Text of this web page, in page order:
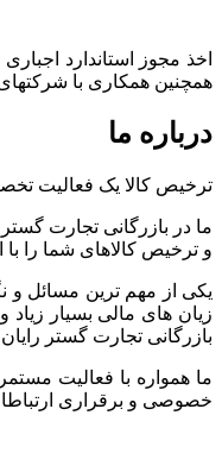
اخذ مجوز استاندارد
همچنین همکاری با شرکتهای
درباره ما
ترخیص کالا یک فعالیت
و ترخیص کالاهای شما را
یکی از مهم ترین مسائل و
زیان های مالی بسیار
بازرگانی تجارت گستر
ما همواره با فعالیت
خصوصی و برقراری